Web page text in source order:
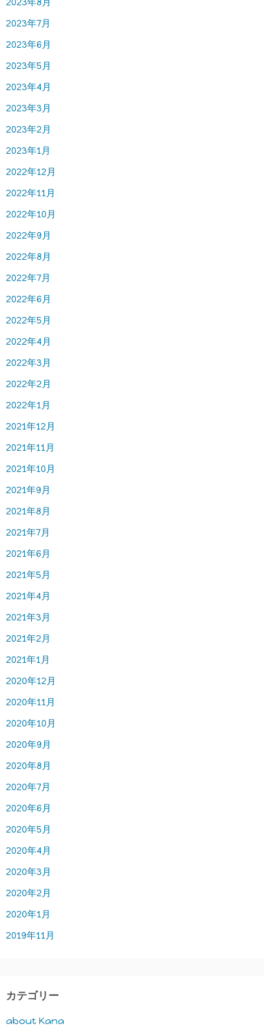
2023年7月
2023年6月
2023年5月
2023年4月
2023年3月
2023年2月
2023年1月
2022年12月
2022年11月
2022年10月
2022年9月
2022年8月
2022年7月
2022年6月
2022年5月
2022年4月
2022年3月
2022年2月
2022年1月
2021年12月
2021年11月
2021年10月
2021年9月
2021年8月
2021年7月
2021年6月
2021年5月
2021年4月
2021年3月
2021年2月
2021年1月
2020年12月
2020年11月
2020年10月
2020年9月
2020年8月
2020年7月
2020年6月
2020年5月
2020年4月
2020年3月
2020年2月
2020年1月
2019年11月
カテゴリー
about Kana